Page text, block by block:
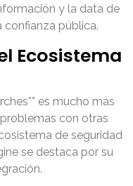
y la data de
confianza pública.
Ecosistema
es mucho más
con otras
de seguridad
se destaca por su